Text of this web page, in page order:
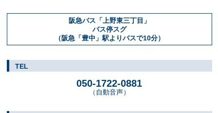
阪急バス「上野東三丁目」
バス停スグ
（阪急「豊中」駅よりバスで10分）
TEL
050-1722-0881
（自動音声）